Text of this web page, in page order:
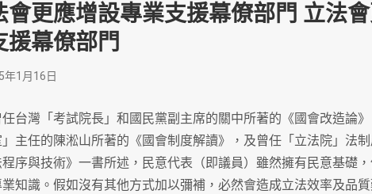
會更應增設專業支援幕僚部門 立法
援幕僚部門
年1月16日
台灣「考試院長」和國民黨副主席的關中所著的《國會改造論
主任的陳淞山所著的《國會制度解讀》，及曾任「立法院」法
程序與技術》一書所述，民意代表（即議員）雖然擁有民意基礎
知識。假如沒有其他方式加以彌補，必然會造成立法效率及品質